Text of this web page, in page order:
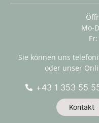
Mo-
Sie können uns
oder unser
+43 1 353 55
Kontakt